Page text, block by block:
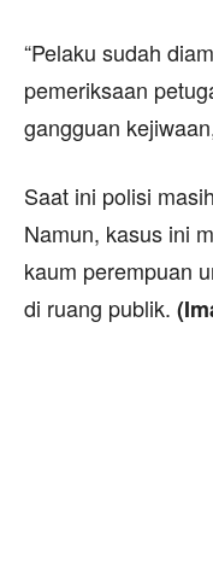
“Pelaku sudah
pemeriksaan
gangguan
Saat ini polisi
Namun, kasus ini
kaum perempuan
di ruang publik.